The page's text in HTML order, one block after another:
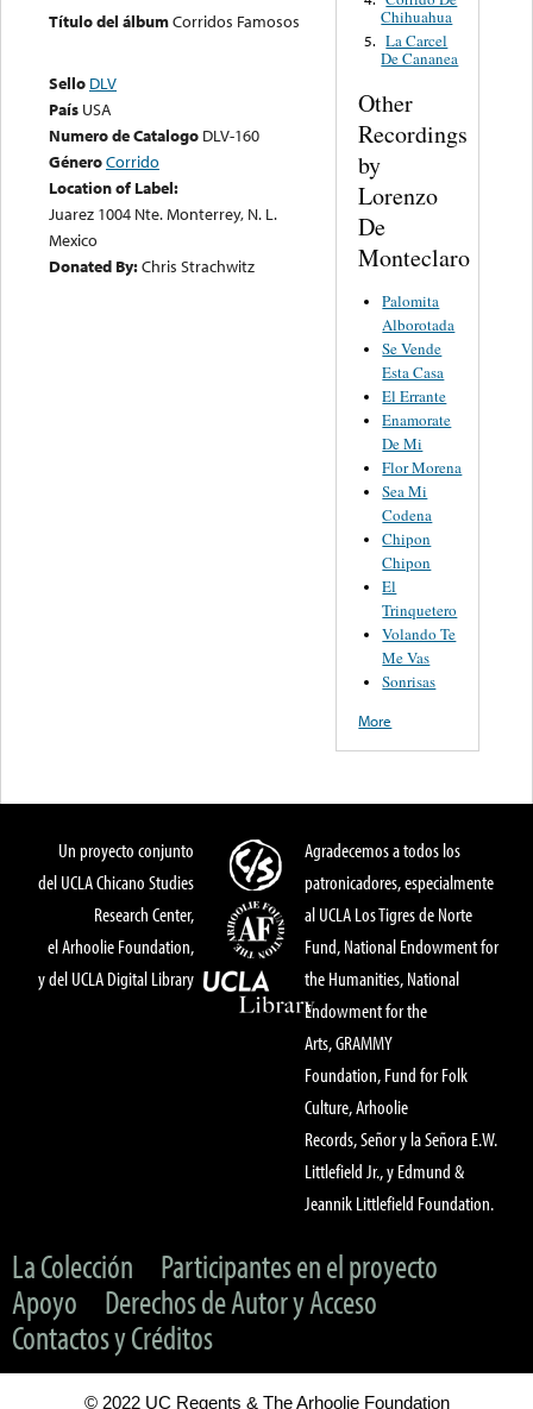
Título del álbumCorridos Famosos
Sello DLV
País USA
Numero de Catalogo DLV-160
GéneroCorrido
Location of Label:
Juarez 1004 Nte. Monterrey, N. L.
Mexico
Donated By:Chris Strachwitz
Chihuahua
5. La Carcel
De Cananea
Other
Recordings
by
Lorenzo
De
Monteclaro
Palomita
Alborotada
Se Vende
Esta Casa
El Errante
Enamorate
De Mi
Flor Morena
Sea Mi
Codena
Chipon
Chipon
El
Trinquetero
Volando Te
Me Vas
Sonrisas
More
Un proyecto conjunto
del UCLA Chicano Studies
Research Center,
el Arhoolie Foundation,
y del UCLA Digital Library
Agradecemos a todos los
patronicadores, especialmente
al UCLA Los Tigres de Norte
Fund, National Endowment for
the Humanities, National
Endowment for the
Arts, GRAMMY
Foundation, Fund for Folk
Culture, Arhoolie
Records, Señor y la Señora E.W.
Littlefield Jr., y Edmund &
Jeannik Littlefield Foundation.
La Colección
Participantes en el proyecto
Apoyo
Derechos de Autor y Acceso
Contactos y Créditos
© 2022 UC Regents & The Arhoolie Foundation